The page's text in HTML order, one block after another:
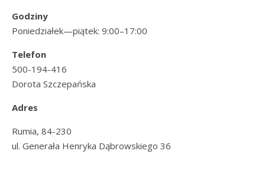
Godziny
Poniedziałek—piątek: 9:00–17:00
Telefon
500-194-416
Dorota Szczepańska
Adres
Rumia, 84-230
ul. Generała Henryka Dąbrowskiego 36